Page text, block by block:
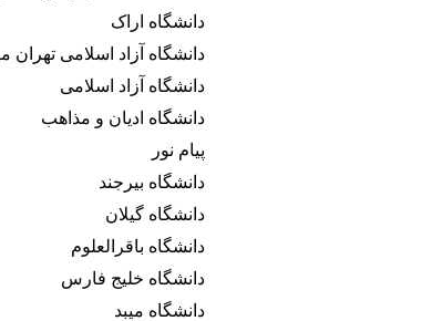
دانشگاه اراک
دانشگاه آزاد اسلامی تهران
دانشگاه آزاد اسلامی
دانشگاه ادیان و مذاهب
پیام نور
دانشگاه بیرجند
دانشگاه گیلان
دانشگاه باقرالعلوم
دانشگاه خلیج فارس
دانشگاه میبد